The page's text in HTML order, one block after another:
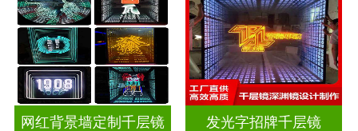
网红背景墙定制千层镜 发光字招牌千层镜